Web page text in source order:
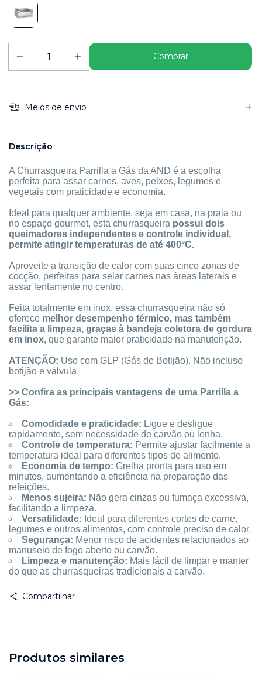
Meios de envio
Descrição
A Churrasqueira Parrilla a Gás da AND é a escolha
perfeita para assar carnes, aves, peixes, legumes e
vegetais com praticidade e economia.
Ideal para qualquer ambiente, seja em casa, na praia ou
no espaço gourmet, esta churrasqueira possui dois
queimadores independentes e controle individual,
permite atingir temperaturas de até 400°C.
Aproveite a transição de calor com suas cinco zonas de
cocção, perfeitas para selar carnes nas áreas laterais e
assar lentamente no centro.
Feita totalmente em inox, essa churrasqueira não só
oferece melhor desempenho térmico, mas também
facilita a limpeza, graças à bandeja coletora de gordura
em inox, que garante maior praticidade na manutenção.
ATENÇÃO: Uso com GLP (Gás de Botijão). Não incluso
botijão e válvula.
>> Confira as principais vantagens de uma Parrilla a
Gás:
Comodidade e praticidade: Ligue e desligue
rapidamente, sem necessidade de carvão ou lenha.
Controle de temperatura: Permite ajustar facilmente a
temperatura ideal para diferentes tipos de alimento.
Economia de tempo: Grelha pronta para uso em
minutos, aumentando a eficiência na preparação das
refeições.
Menos sujeira: Não gera cinzas ou fumaça excessiva,
facilitando a limpeza.
Versatilidade: Ideal para diferentes cortes de carne,
legumes e outros alimentos, com controle preciso de calor.
Segurança: Menor risco de acidentes relacionados ao
manuseio de fogo aberto ou carvão.
Limpeza e manutenção: Mais fácil de limpar e manter
do que as churrasqueiras tradicionais a carvão.
Compartilhar
Produtos similares